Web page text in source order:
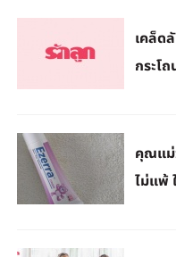
เคล็ด
กระโถ
คุณแม่
ไม่แพ้